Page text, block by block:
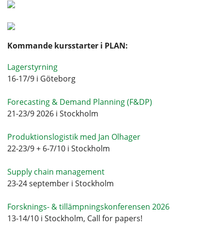
Kommande kursstarter i PLAN:
Lagerstyrning
16-17/9 i Göteborg
Forecasting & Demand Planning (F&DP)
21-23/9 2026 i Stockholm
Produktionslogistik med Jan Olhager
22-23/9 + 6-7/10 i Stockholm
Supply chain management
23-24 september i Stockholm
Forsknings- & tillämpningskonferensen 2026
13-14/10 i Stockholm, Call for papers!